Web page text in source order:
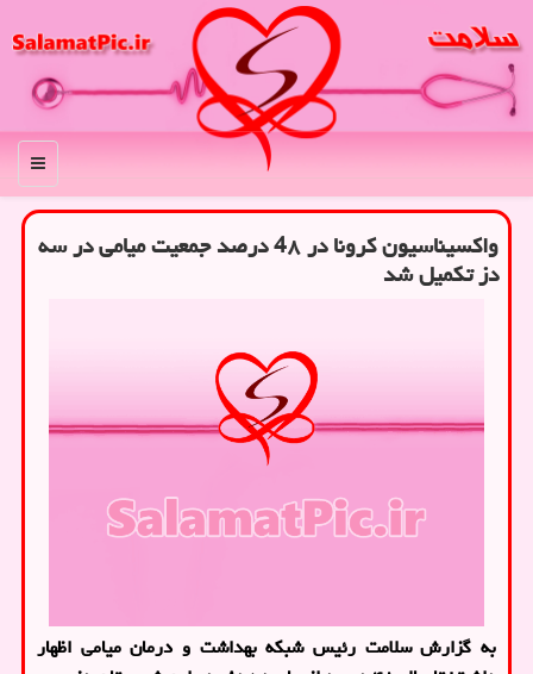
منو
واکسیناسیون کرونا در 4۸ درصد جمعیت میامی در سه
دز تکمیل شد
به گزارش سلامت رئیس شبکه بهداشت و درمان میامی اظهار